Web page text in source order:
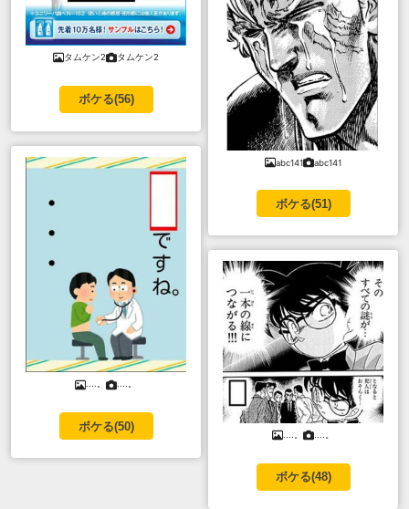
タムケン2 タムケン2
ボケる(56)
....。 ....。
ボケる(50)
abc141 abc141
ボケる(51)
ボケる(48)